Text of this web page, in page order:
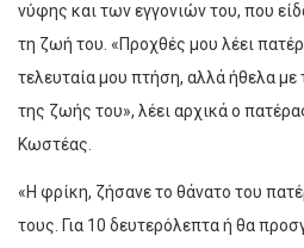
νύφης και των εγγονιών του, που
τη ζωή του. «Προχθές μου λέει
τελευταία μου πτήση, αλλά ήθελα με
της ζωής του», λέει αρχικά ο
Κωστέας.
«Η φρίκη, ζήσανε το θάνατο του
τους. Για 10 δευτερόλεπτα ή θα